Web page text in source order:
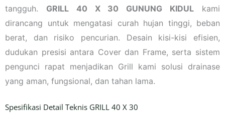
tangguh. GRILL 40 X 30 GUNUNG KIDUL kami
dirancang untuk mengatasi curah hujan tinggi, beban
berat, dan risiko pencurian. Desain kisi-kisi efisien,
dudukan presisi antara Cover dan Frame, serta sistem
pengunci rapat menjadikan Grill kami solusi drainase
yang aman, fungsional, dan tahan lama.
Spesifikasi Detail Teknis GRILL 40 X 30